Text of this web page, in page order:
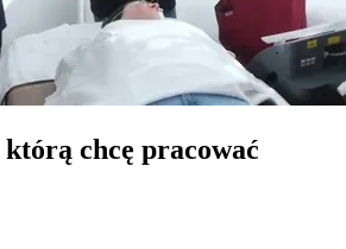
chcę pracować